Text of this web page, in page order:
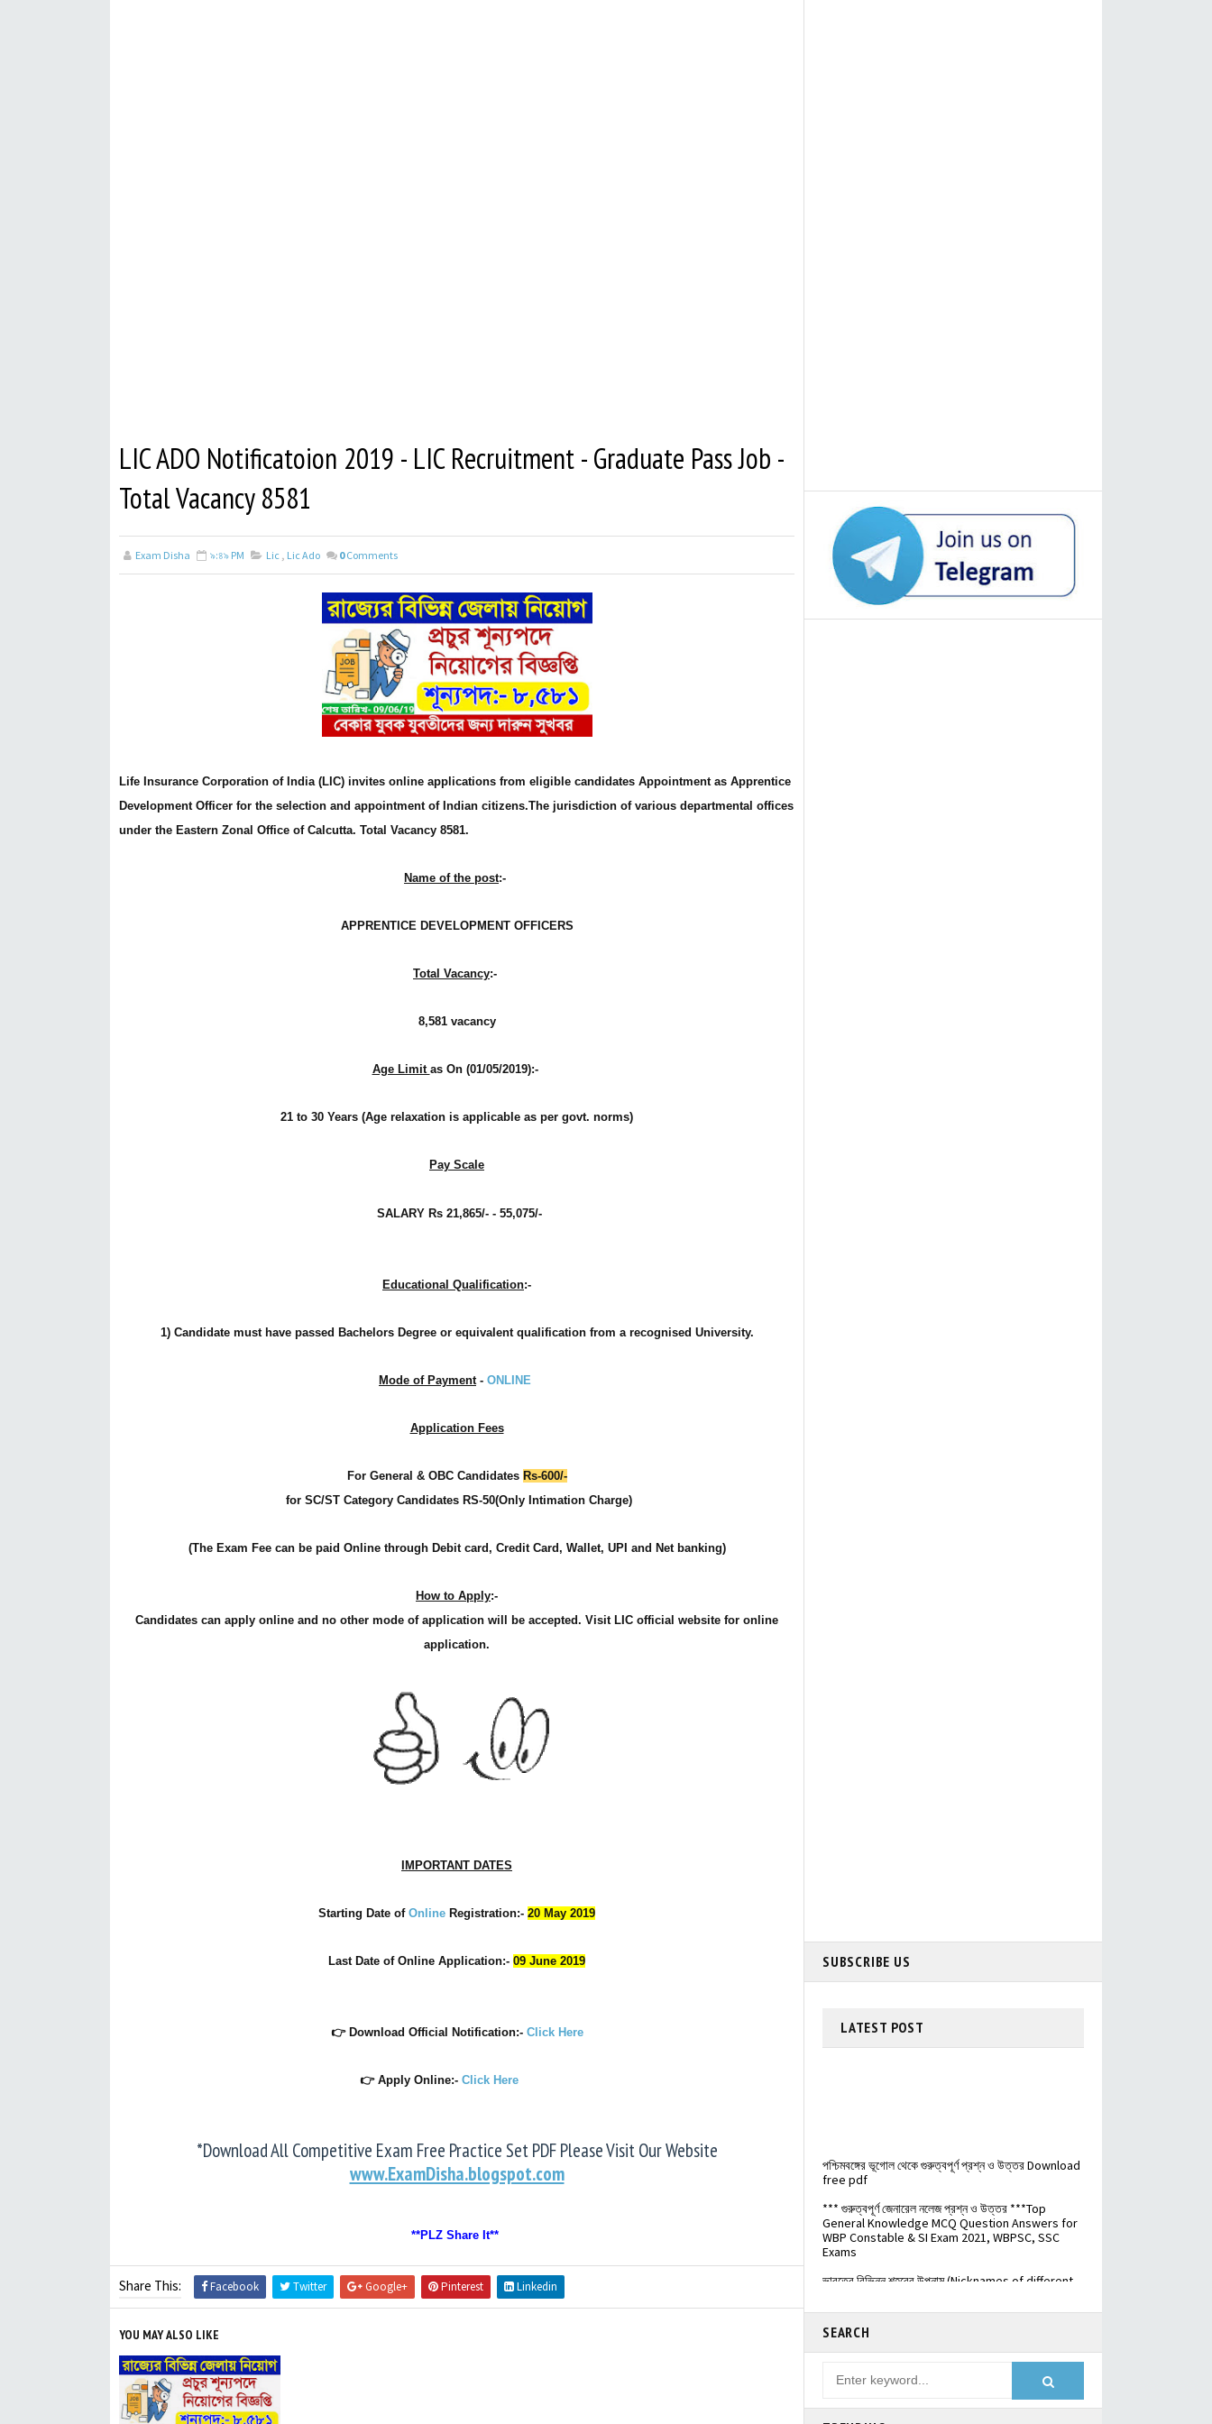
LIC ADO Notificatoion 2019 - LIC Recruitment - Graduate Pass Job -
Total Vacancy 8581
Exam Disha ৯:৪৯ PM Lic , Lic Ado 0 Comments
Life Insurance Corporation of India (LIC) invites online applications from eligible candidates Appointment as Apprentice
Development Officer for the selection and appointment of Indian citizens.The jurisdiction of various departmental offices
under the Eastern Zonal Office of Calcutta. Total Vacancy 8581.
Name of the post:-
APPRENTICE DEVELOPMENT OFFICERS
Total Vacancy:-
8,581vacancy
Age Limit as On (01/05/2019):-
21 to 30 Years (Age relaxation is applicable as per govt. norms)
Pay Scale
SALARY Rs 21,865/- - 55,075/-
Educational Qualification:-
1) Candidate must have passed Bachelors Degree or equivalent qualification from a recognised University.
Mode of Payment- ONLINE
Application Fees
For General & OBC Candidates Rs-600/-
for SC/ST Category Candidates RS-50(Only Intimation Charge)
(The Exam Fee can be paid Online through Debit card, Credit Card, Wallet, UPI and Net banking)
How to Apply:-
Candidates can apply online and no other mode of application will be accepted. Visit LIC official website for online
application.
IMPORTANT DATES
Starting Date of Online Registration:- 20 May 2019
Last Date of Online Application:- 09 June 2019
👉 Download Official Notification:- Click Here
👉 Apply Online:- Click Here
*Download All Competitive Exam Free Practice Set PDF Please Visit Our Website
www.ExamDisha.blogspot.com
**PLZ Share It**
Share This: Facebook Twitter Google+ Pinterest Linkedin
YOU MAY ALSO LIKE
SUBSCRIBE US
LATEST POST
free pdf
*** গুরুত্বপূর্ণ জেনারেল নলেজ প্রশ্ন ও উত্তর ***Top
General Knowledge MCQ Question Answers for
WBP Constable & SI Exam 2021, WBPSC, SSC
Exams
cities in India) - Download free pdf
of National Highways in India - @Examdisha.in
SEARCH